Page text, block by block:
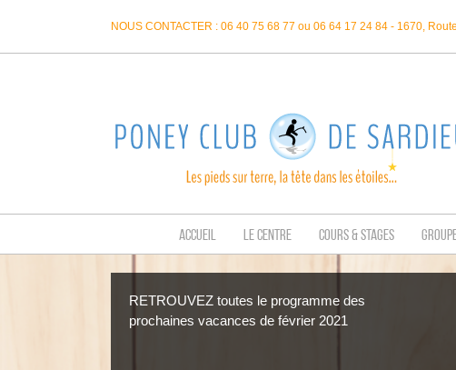
NOUS CONTACTER : 06 40 75 68 77 ou 06 64 17 24 84 - 1670,
ACCUEIL LE CENTRE COURS & STAGES
RETROUVEZ toutes le programme des
prochaines vacances de février 2021